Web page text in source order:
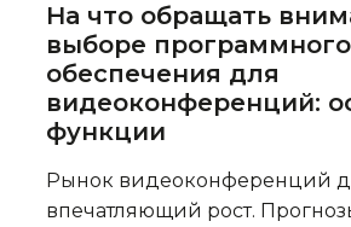
На что обращать
выборе программного
обеспечения для
видеоконференций:
функции
Рынок видеоконференций
впечатляющий рост.